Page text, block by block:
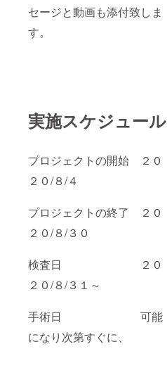
セージと動画も添付致しま
す。
実施スケジュール
プロジェクトの開始 ２０
２０/８/４
プロジェクトの終了 ２０
２０/８/３０
検査日 ２０
２０/８/３１～
手術日 可能
になり次第すぐに、